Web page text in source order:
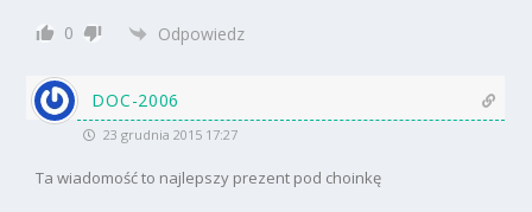
0 Odpowiedz
DOC-2006
23 grudnia 2015 17:27
Ta wiadomość to najlepszy prezent pod choinkę